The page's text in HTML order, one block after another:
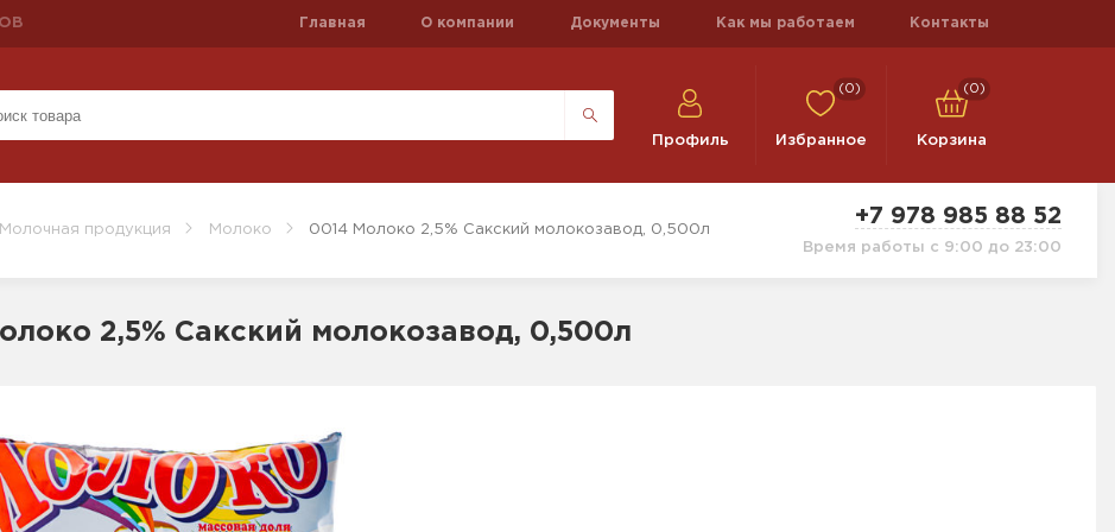
Главная О компании Документы Как мы работаем Контакты
Профиль
(0)
Избранное
(0)
Корзина
Молочная продукция Молоко 0014 Молоко 2,5% Сакский молокозавод, 0,500л
+7 978 985 88 52
Время работы с 9:00 до 23:00
2,5% Сакский молокозавод, 0,500л